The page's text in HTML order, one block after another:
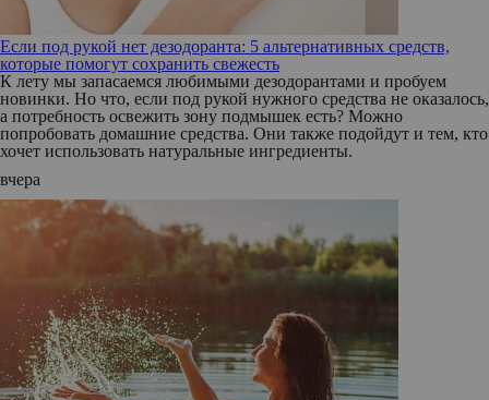
Если под рукой нет дезодоранта: 5 альтернативных средств,
которые помогут сохранить свежесть
К лету мы запасаемся любимыми дезодорантами и пробуем
новинки. Но что, если под рукой нужного средства не оказалось,
а потребность освежить зону подмышек есть? Можно
попробовать домашние средства. Они также подойдут и тем, кто
хочет использовать натуральные ингредиенты.
вчера